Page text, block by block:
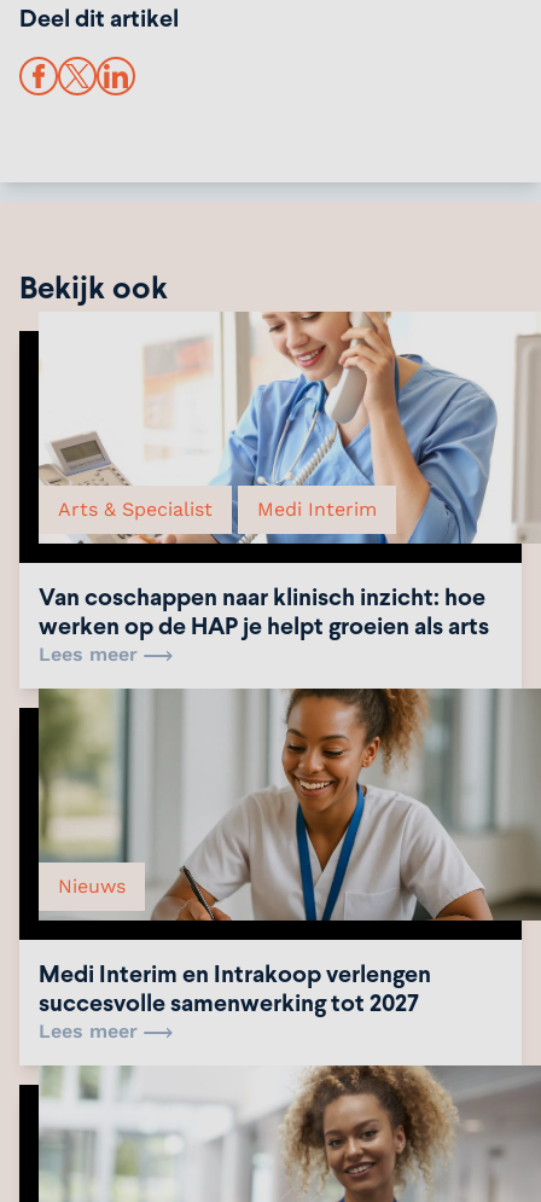
Deel dit artikel
Facebook
X LinkedIn
Bekijk ook
Arts & Specialist Medi Interim
Van coschappen naar klinisch inzicht: hoe
werken op de HAP je helpt groeien als arts
Lees meer
Nieuws
Medi Interim en Intrakoop verlengen
succesvolle samenwerking tot 2027
Lees meer